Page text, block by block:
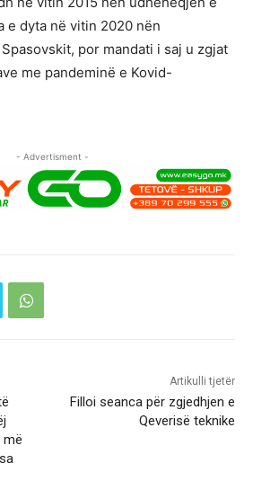
e dyta në vitin 2020 nën
por mandati i saj u zgjat
me pandeminë e Kovid-
- Advertisment -
më
Artikulli tjetër
Filloi seanca për zgjedhjen e
Qeverisë teknike